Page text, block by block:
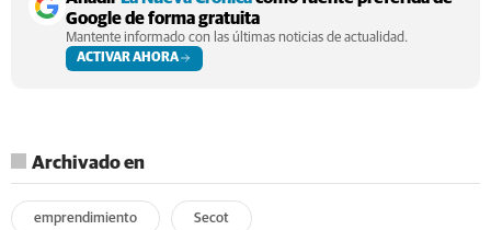
Google de forma gratuita
Mantente informado con las últimas noticias de actualidad.
ACTIVAR AHORA
Archivado en
emprendimiento Secot